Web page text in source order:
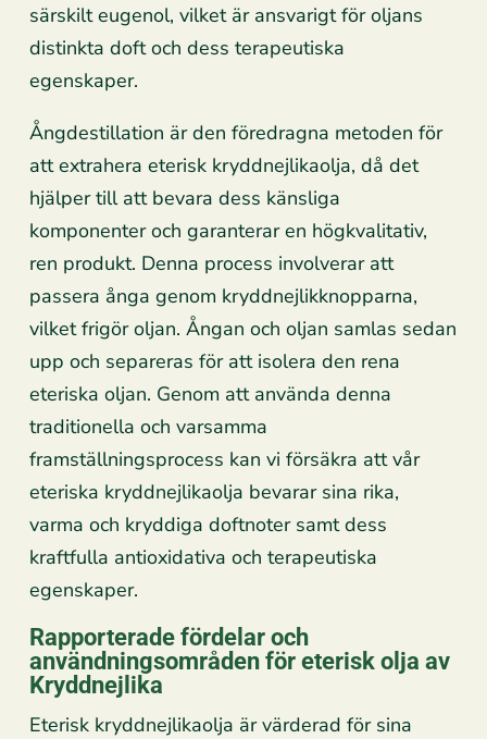
särskilt eugenol, vilket är ansvarigt för oljans
distinkta doft och dess terapeutiska
egenskaper.
Ångdestillation är den föredragna metoden för
att extrahera eterisk kryddnejlikaolja, då det
hjälper till att bevara dess känsliga
komponenter och garanterar en högkvalitativ,
ren produkt. Denna process involverar att
passera ånga genom kryddnejlikknopparna,
vilket frigör oljan. Ångan och oljan samlas sedan
upp och separeras för att isolera den rena
eteriska oljan. Genom att använda denna
traditionella och varsamma
framställningsprocess kan vi försäkra att vår
eteriska kryddnejlikaolja bevarar sina rika,
varma och kryddiga doftnoter samt dess
kraftfulla antioxidativa och terapeutiska
egenskaper.
Rapporterade fördelar och
användningsområden för eterisk olja av
Kryddnejlika
Eterisk kryddnejlikaolja är värderad för sina